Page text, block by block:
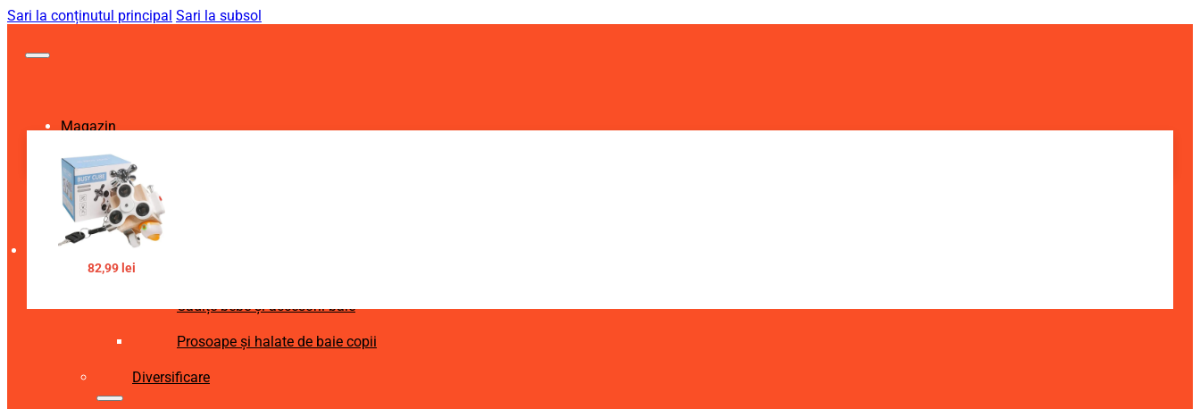
Sari la conținutul principal Sari la subsol
Magazin
Cădițe bebe și accesorii baie
Prosoape și halate de baie copii
Diversificare
82,99 lei